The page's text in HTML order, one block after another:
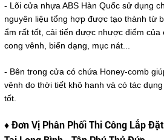
- Lõi cửa nhựa ABS Hàn Quốc sử dụng
nguyên liệu tổng hợp được tạo thành từ
ẩm rất tốt, cải tiến được nhược điểm của
cong vênh, biến dạng, mục nát...
- Bên trong cửa có chứa Honey-comb
vênh do thời tiết khô hanh và có tác
tốt.
♦ Đơn Vị Phân Phối Thi Công Lắp